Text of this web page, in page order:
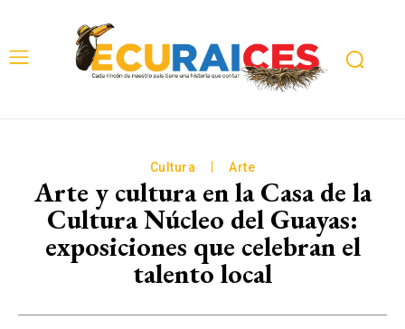
Cultura Arte
Arte y cultura en la Casa de la
Cultura Núcleo del Guayas:
exposiciones que celebran el
talento local